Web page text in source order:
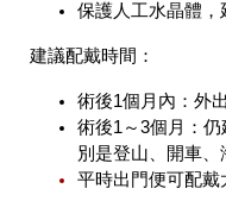
保護人工水晶體，
建議配戴時間：
術後1個月內：外
術後1～3個月：
別是登山、開車、
平時出門便可配戴